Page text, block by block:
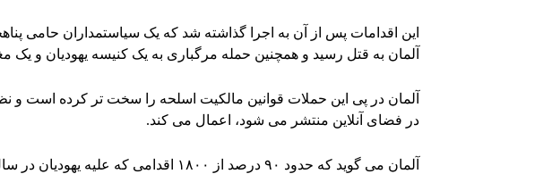
این اقدامات پس از آن به اجرا گذاشته شد که یک سیاستمداران حامی
آلمان به قتل رسید و همچنین حمله مرگباری به یک کنیسه یهودیان و
آلمان در پی این حملات قوانین مالکیت اسلحه را سخت تر کرده است و
در فضای آنلاین منتشر می شود، اعمال می کند.
آلمان می گوید که حدود ۹۰ درصد از ۱۸۰۰